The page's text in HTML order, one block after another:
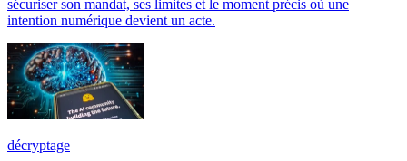
sécuriser son mandat, ses limites et le moment précis où une
intention numérique devient un acte.
décryptage